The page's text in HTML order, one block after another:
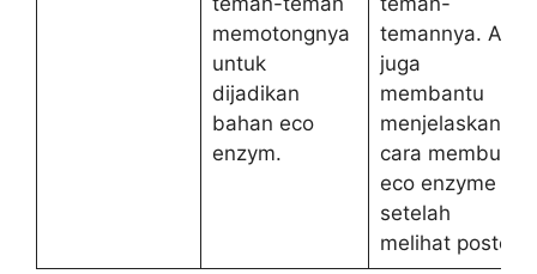
memotongnya
untuk
dijadikan
bahan eco
enzym.
temannya. Ari
juga
membantu
menjelaskan
cara membuat
eco enzyme
setelah
melihat poster.